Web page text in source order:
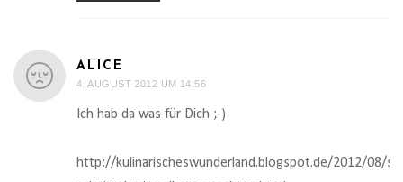
ALICE
4. AUGUST 2012 UM 14:56
Ich hab da was für Dich ;-)
http://kulinarischeswunderland.blogspot.de/2012/08/